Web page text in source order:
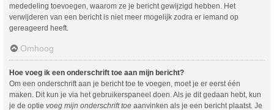
mededeling toevoegen, waarom ze je bericht gewijzigd hebben. Het
verwijderen van een bericht is niet meer mogelijk zodra er iemand op
gereageerd heeft.
Omhoog
Hoe voeg ik een onderschrift toe aan mijn bericht?
Om een onderschrift aan je bericht toe te voegen, moet je er eerst één
maken. Dit kun je via het gebruikerspaneel doen. Als je dit gedaan hebt, kun
je de optie voeg mijn onderschrift toe aanvinken als je een bericht plaatst. Je